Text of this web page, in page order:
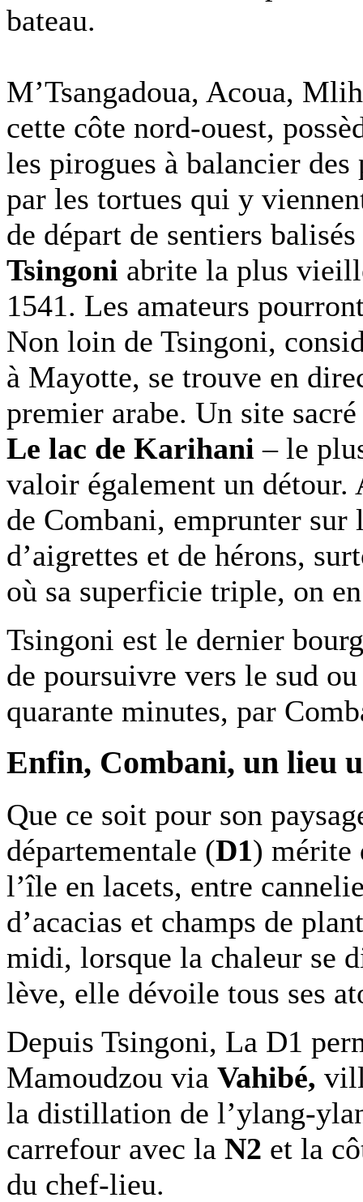
bateau.
M’Tsangadoua, Acoua,
cette côte nord-ouest,
les pirogues à balancier
par les tortues qui y
de départ de sentiers balisés
Tsingoni abrite la plus
1541. Les amateurs
Non loin de Tsingoni,
à Mayotte, se trouve en
premier arabe. Un site
Le lac de Karihani – le
valoir également un
de Combani, emprunter
d’aigrettes et de hérons,
où sa superficie triple, on
Tsingoni est le dernier
de poursuivre vers le sud
quarante minutes, par
Enfin, Combani, un lieu
Que ce soit pour son
départementale (D1) mérite
l’île en lacets, entre
d’acacias et champs de
midi, lorsque la chaleur se
lève, elle dévoile tous ses
Depuis Tsingoni, La D1
Mamoudzou via Vahibé,
la distillation de l’ylang-
carrefour avec la N2 et la
du chef-lieu.